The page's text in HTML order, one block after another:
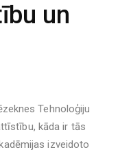
un
Tehnoloģiju
kāda ir tās
izveidoto